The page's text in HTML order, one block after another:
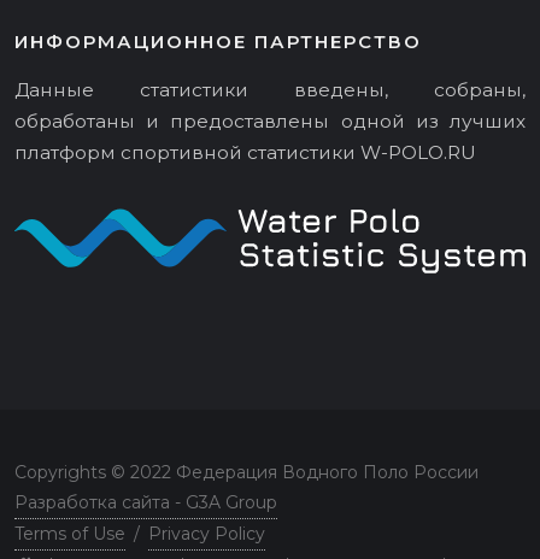
ИНФОРМАЦИОННОЕ ПАРТНЕРСТВО
Данные статистики введены, собраны,
обработаны и предоставлены одной из лучших
платформ спортивной статистики W-POLO.RU
Copyrights © 2022 Федерация Водного Поло России
Разработка сайта - G3A Group
Terms of Use / Privacy Policy